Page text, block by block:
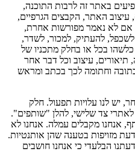
באתר זה לרבות התוכנה,
עיצוב האתר, הקבצים הגרפיים,
אם לא נאמר מפורשות אחרת,
לשכפל, להעתיק, למכור, לשדר,
בכל או בחלק מתכניו של
תיאורים, עיצוב וכל דבר אחר
וחתומה לכך בכתב ומראש
יש לנו עלויות תפעול. חלק
צד שלישי, להלן "שותפים".
אנחנו מקבלים עמלה. אנחנו לא
מזויפות בטענה שהן אותנטיות.
הבלעדי כי אנחנו חושבים